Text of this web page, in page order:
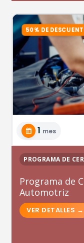
1 mes
PROGRAMA DE
Programa de
Automotriz